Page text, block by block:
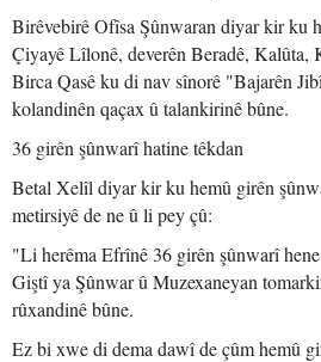
Birêvebirê Ofîsa Şûnwaran diyar kir ku
Çiyayê Lîlonê, deverên Beradê, Kalûta,
Birca Qasê ku di nav sînorê "Bajarên
kolandinên qaçax û talankirinê bûne.
36 girên şûnwarî hatine têkdan
Betal Xelîl diyar kir ku hemû girên
metirsiyê de ne û li pey çû:
"Li herêma Efrînê 36 girên şûnwarî
Giştî ya Şûnwar û Muzexaneyan
rûxandinê bûne.
Ez bi xwe di dema dawî de çûm hemû